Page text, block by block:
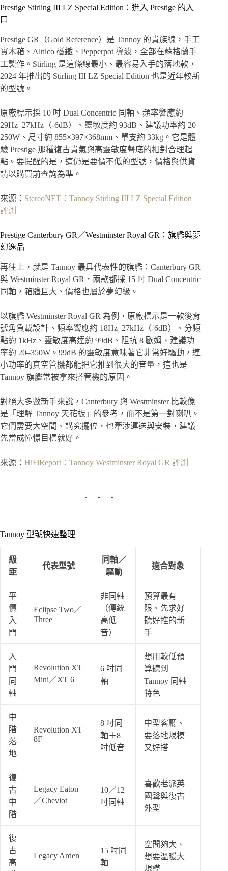
Prestige Stirling III LZ Special Edition：進入 Prestige 的入
口
Prestige GR（Gold Reference）是 Tannoy 的貴族線，手工
實木箱、Alnico 磁鐵、Pepperpot 導波，全部在蘇格蘭手
工製作。Stirling 是這條線最小、最容易入手的落地款，
2024 年推出的 Stirling III LZ Special Edition 也是近年較新
的型號。
原廠標示採 10 吋 Dual Concentric 同軸、頻率響應約
29Hz–27kHz（-6dB）、靈敏度約 93dB、建議功率約 20–
250W、尺寸約 855×397×368mm、單支約 33kg。它是體
驗 Prestige 那種復古貴氣與高靈敏度聲底的相對合理起
點。要提醒的是，這仍是要價不低的型號，價格與供貨
請以購買前查詢為準。
來源： StereoNET：Tannoy Stirling III LZ Special Edition
評測
Prestige Canterbury GR／Westminster Royal GR：旗艦與夢
幻逸品
再往上，就是 Tannoy 最具代表性的旗艦：Canterbury GR
與 Westminster Royal GR，兩款都採 15 吋 Dual Concentric
同軸，箱體巨大、價格也屬於夢幻級。
以旗艦 Westminster Royal GR 為例，原廠標示是一款後背
號角負載設計、頻率響應約 18Hz–27kHz（-6dB）、分頻
點約 1kHz、靈敏度高達約 99dB、阻抗 8 歐姆、建議功
率約 20–350W。99dB 的靈敏度意味著它非常好驅動，連
小功率的真空管機都能把它推到很大的音量，這也是
Tannoy 旗艦常被拿來搭管機的原因。
對絕大多數新手來說，Canterbury 與 Westminster 比較像
是「理解 Tannoy 天花板」的參考，而不是第一對喇叭。
它們需要大空間、講究擺位，也牽涉運送與安裝，建議
先當成憧憬目標就好。
來源： HiFiReport：Tannoy Westminster Royal GR 評測
Tannoy 型號快速整理
級
距
代表型號
同軸／
驅動
適合對象
平
價
入
門
Eclipse Two／
Three
非同軸
（傳統
高低
音）
預算最有
限、先求好
聽好推的新
手
入
門
同
軸
Revolution XT
Mini／XT 6
6 吋同
軸
想用較低預
算聽到
Tannoy 同軸
特色
中
階
落
地
Revolution XT
8F
8 吋同
軸＋8
吋低音
中型客廳、
要落地規模
又好搭
復
古
中
階
Legacy Eaton
／Cheviot
10／12
吋同軸
喜歡老派英
國聲與復古
外型
復
古
高
Legacy Arden
15 吋同
軸
空間夠大、
想要溫暖大
規模